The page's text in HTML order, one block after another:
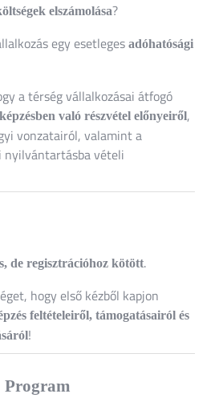
elszámolása?
egy esetleges adóhatósági
a térség vállalkozásai átfogó
való részvétel előnyeiről,
vonzatairól, valamint a
nyilvántartásba vételi
de regisztrációhoz kötött.
hogy első kézből kapjon
feltételeiről, támogatásairól és
!
Program